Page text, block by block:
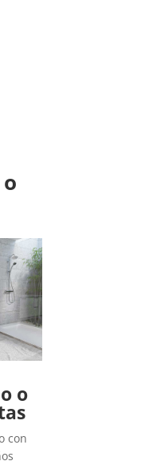
o
con